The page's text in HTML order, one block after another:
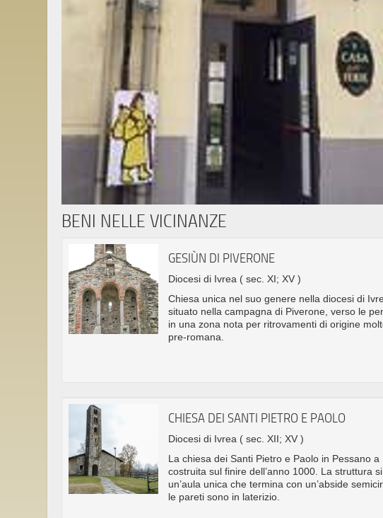
BENI NELLE VICINANZE
GESIÙN DI PIVERONE
Diocesi di Ivrea ( sec. XI; XV )
Chiesa unica nel suo genere nella diocesi di
situato nella campagna di Piverone, verso le
in una zona nota per ritrovamenti di origine
pre-romana.
CHIESA DEI SANTI PIETRO E PAOLO
Diocesi di Ivrea ( sec. XII; XV )
La chiesa dei Santi Pietro e Paolo in Pessano a
costruita sul finire dell’anno 1000. La struttura
un’aula unica che termina con un’abside
le pareti sono in laterizio.